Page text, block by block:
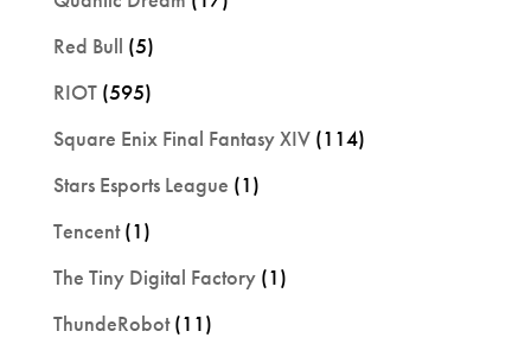
Red Bull (5)
RIOT(595)
Square Enix Final Fantasy XIV(114)
Stars Esports League (1)
Tencent(1)
The Tiny Digital Factory(1)
ThundeRobot(11)